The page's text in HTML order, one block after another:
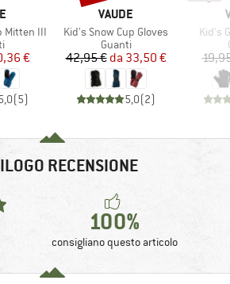
Mitten III
di prodotti
ridotto
€
(5)
MARCHIO
VAUDE
Articolo
Kid's Snow Cup Gloves
Gruppo di prodotti
Guanti
Prezzo
42,95 € Prezzo ridotto
da 33,50 €
5,0(2)
Kid's
RECENSIONE
100%
consigliano questo articolo